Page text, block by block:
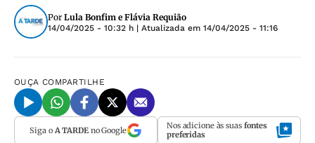
Por Lula Bonfim e Flávia Requião
14/04/2025 - 10:32 h | Atualizada em 14/04/2025 - 11:16
OUÇA COMPARTILHE
Siga o A TARDEno Google Nos adicione às suas fontes
preferidas